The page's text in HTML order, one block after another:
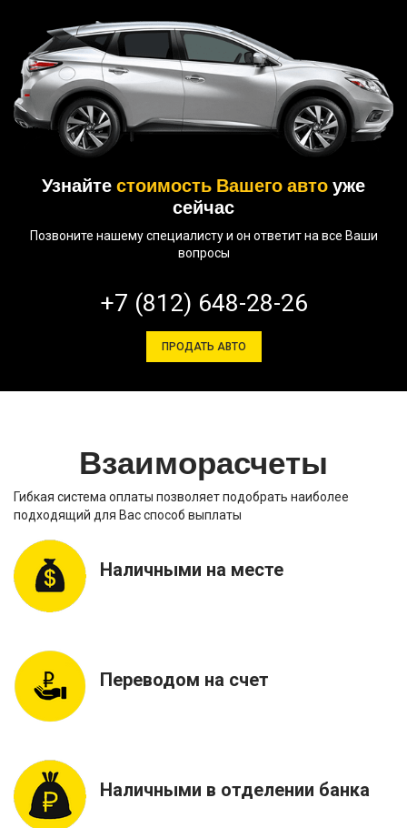
Узнайтестоимость Вашего автоуже
сейчас
Позвоните нашему специалисту и он ответит на все Ваши
вопросы
+7 (812) 648-28-26
ПРОДАТЬ АВТО
Взаиморасчеты
Гибкая система оплаты позволяет подобрать наиболее
подходящий для Вас способ выплаты
Наличными на месте
Переводом на счет
Наличными в отделении банка